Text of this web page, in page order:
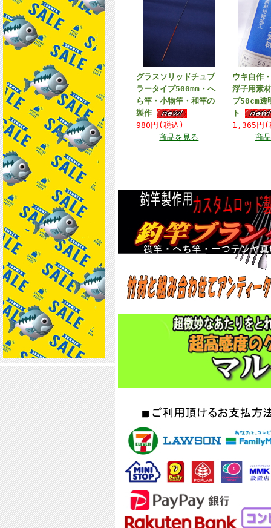
グラスソリッドチュブ
ラータイプ500mm・へ
ら竿・小物竿・和竿の
製作
980円(税込)
商品を見る
ウキ自作
浮子用素
プ50cm透
ト
1,365円(
商